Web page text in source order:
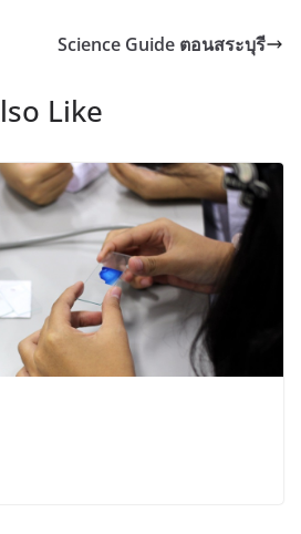
Science Guide ตอนสระบุรี
Like